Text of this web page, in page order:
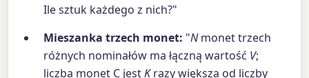
Ile sztuk każdego z nich?"
Mieszanka trzech monet: "Nmonet trzech
różnych nominałów ma łączną wartość V;
liczba monet C jestKrazy większa od liczby